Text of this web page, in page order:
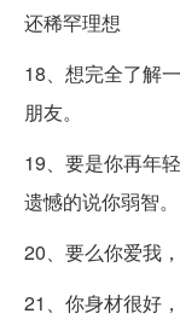
还稀罕理想
18、想完全了解
朋友。
19、要是你再年
遗憾的说你弱智。
20、要么你爱我
21、你身材很好